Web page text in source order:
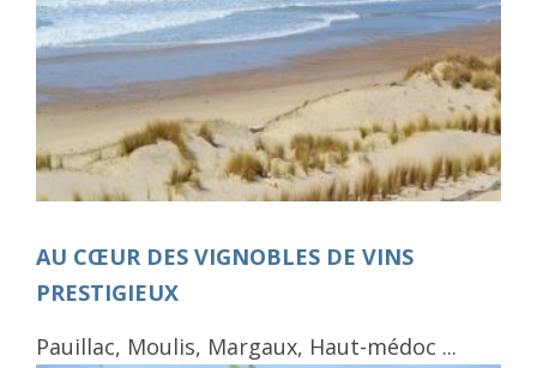
AU CŒUR DES VIGNOBLES DE VINS
PRESTIGIEUX
Pauillac, Moulis, Margaux, Haut-médoc ...